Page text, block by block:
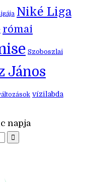
Niké Liga
római
Szoboszlai
János
vízilabda
napja